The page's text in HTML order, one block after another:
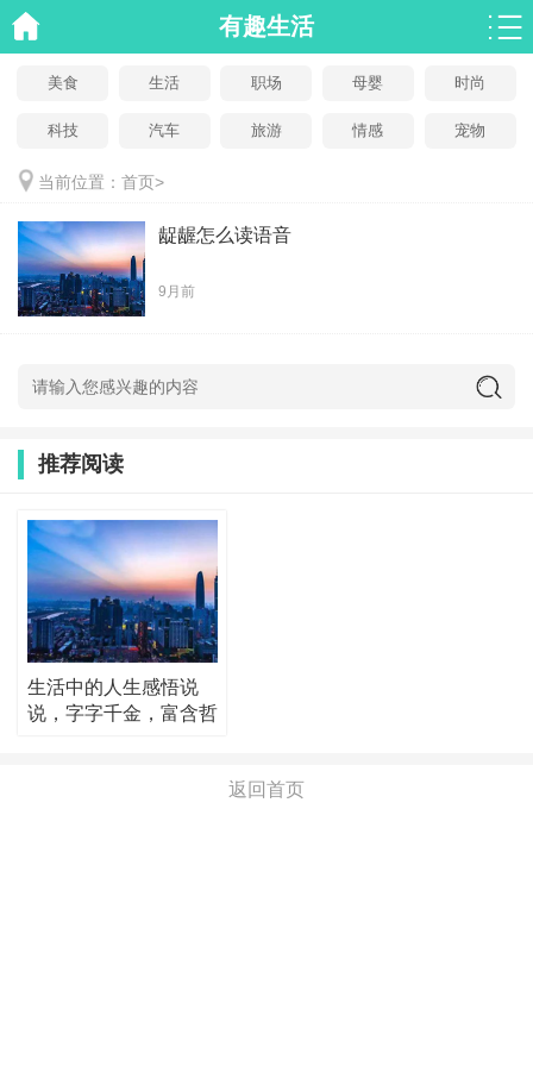
有趣生活
美食 生活 职场 母婴 时尚
科技 汽车 旅游 情感 宠物
当前位置： 首页>
龊龌怎么读语音
9月前
推荐阅读
生活中的人生感悟说
说，字字千金，富含哲
返回首页